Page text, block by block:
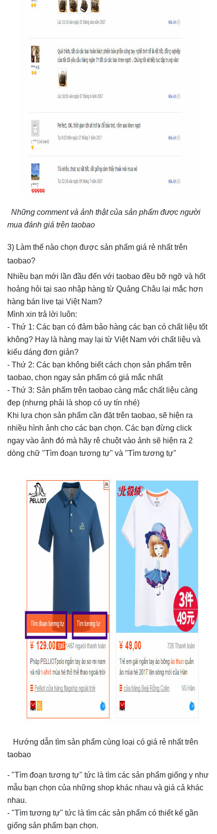
Những comment và ảnh thật của sản phẩm được người
mua đánh giá trên taobao
3) Làm thế nào chọn được sản phẩm giá rẻ nhất trên
taobao?
Nhiều bạn mới lần đầu đến với taobao đều bỡ ngỡ và hốt
hoảng hỏi tại sao nhập hàng từ Quảng Châu lại mắc hơn
hàng bán live tại Việt Nam?
Mình xin trả lời luôn:
- Thứ 1: Các bạn có đảm bảo hàng các bạn có chất liệu tốt
không? Hay là hàng may lại từ Việt Nam với chất liệu và
kiểu dáng đơn giản?
- Thứ 2: Các bạn không biết cách chọn sản phẩm trên
taobao, chọn ngay sản phẩm có giá mắc nhất
- Thứ 3: Sản phẩm trên taobao càng mắc chất liệu càng
đẹp (nhưng phải là shop có uy tín nhé)
Khi lựa chọn sản phẩm cần đặt trên taobao, sẽ hiện ra
nhiều hình ảnh cho các bạn chọn. Các bạn đừng click
ngay vào ảnh đó mà hãy rê chuột vào ảnh sẽ hiện ra 2
dòng chữ "Tìm đoạn tương tự" và "Tìm tương tự"
Hướng dẫn tìm sản phẩm cùng loại có giá rẻ nhất trên
taobao
- "Tìm đoạn tương tự" tức là tìm các sản phẩm giống y như
mẫu bạn chọn của những shop khác nhau và giá cả khác
nhau.
- "Tìm tương tự" tức là tìm các sản phẩm có thiết kế gần
giống sản phẩm bạn chọn.